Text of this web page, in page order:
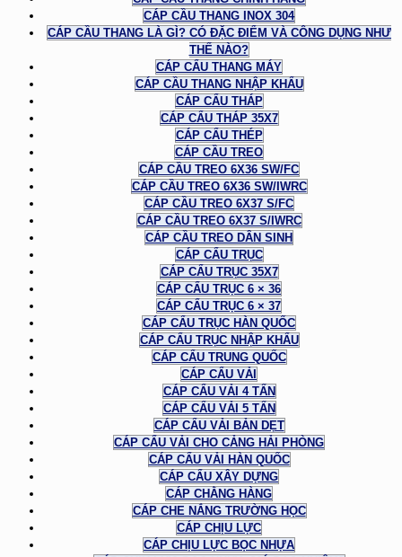
CÁP CẦU THANG INOX 304
CÁP CẦU THANG LÀ GÌ? CÓ ĐẶC ĐIỂM VÀ CÔNG DỤNG NHƯ
THẾ NÀO?
CÁP CẨU THANG MÁY
CÁP CẦU THANG NHẬP KHẨU
CÁP CẨU THÁP
CÁP CẨU THÁP 35X7
CÁP CẨU THÉP
CÁP CẦU TREO
CÁP CẦU TREO 6X36 SW/FC
CÁP CẦU TREO 6X36 SW/IWRC
CÁP CẦU TREO 6X37 S/FC
CÁP CẦU TREO 6X37 S/IWRC
CÁP CẦU TREO DÂN SINH
CÁP CẨU TRỤC
CÁP CẨU TRỤC 35X7
CÁP CẨU TRỤC 6 × 36
CÁP CẨU TRỤC 6 × 37
CÁP CẨU TRỤC HÀN QUỐC
CÁP CẨU TRỤC NHẬP KHẨU
CÁP CẨU TRUNG QUỐC
CÁP CẨU VẢI
CÁP CẨU VẢI 4 TẤN
CÁP CẨU VẢI 5 TẤN
CÁP CẨU VẢI BẢN DẸT
CÁP CẨU VẢI CHO CẢNG HẢI PHÒNG
CÁP CẨU VẢI HÀN QUỐC
CÁP CẨU XÂY DỰNG
CÁP CHẰNG HÀNG
CÁP CHE NẮNG TRƯỜNG HỌC
CÁP CHỊU LỰC
CÁP CHỊU LỰC BỌC NHỰA